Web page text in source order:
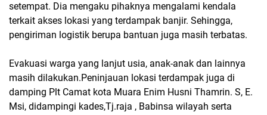
setempat. Dia mengaku pihaknya mengalami kendala
terkait akses lokasi yang terdampak banjir. Sehingga,
pengiriman logistik berupa bantuan juga masih terbatas.
Evakuasi warga yang lanjut usia, anak-anak dan lainnya
masih dilakukan.Peninjauan lokasi terdampak juga di
damping Plt Camat kota Muara Enim Husni Thamrin. S, E.
Msi, didampingi kades,Tj.raja , Babinsa wilayah serta